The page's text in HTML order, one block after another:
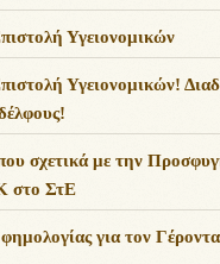
Υγειονομικών
Υγειονομικών!
σχετικά με την
στο ΣτΕ
για τον